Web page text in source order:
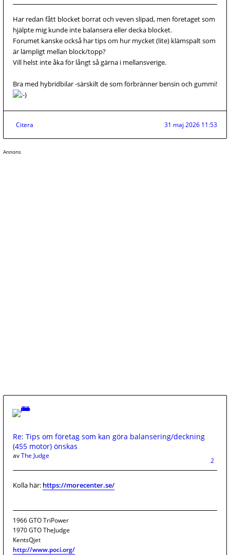
Har redan fått blocket borrat och veven slipad, men företaget som
hjälpte mig kunde inte balansera eller decka blocket.
Forumet kanske också har tips om hur mycket (lite) klämspalt som
är lämpligt mellan block/topp?
Vill helst inte åka för långt så gärna i mellansverige.
Bra med hybridbilar -särskilt de som förbränner bensin och gummi!
Citera 31 maj 2026 11:53
Annons
Re: Tips om företag som kan göra balansering/deckning
(455 motor) önskas
2
avThe Judge
Kolla här: https://morecenter.se/
1966 GTO TriPower
1970 GTO TheJudge
KentsQjet
http://www.poci.org/